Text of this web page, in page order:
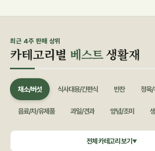
최근 4주 판매 상위
카테고리별 베스트생활재
채소/버섯 식사대용/간편식 반찬 정육/
음료/차/유제품 과일/견과 양념/조미
쌀/잡곡 수산/건어물 공정무역(민중교역)
전체 카테고리 보기▼